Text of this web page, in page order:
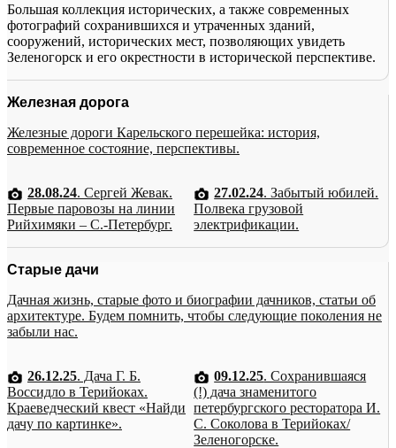
Большая коллекция исторических, а также современных
фотографий сохранившихся и утраченных зданий,
сооружений, исторических мест, позволяющих увидеть
Зеленогорск и его окрестности в исторической перспективе.
Железная дорога
Железные дороги Карельского перешейка: история,
современное состояние, перспективы.
28.08.24. Сергей Жевак.
Первые паровозы на линии
Рийхимяки – С.-Петербург.
27.02.24. Забытый юбилей.
Полвека грузовой
электрификации.
Старые дачи
Дачная жизнь, старые фото и биографии дачников, статьи об
архитектуре. Будем помнить, чтобы следующие поколения не
забыли нас.
26.12.25. Дача Г. Б.
Воссидло в Терийоках.
Краеведческий квест «Найди
дачу по картинке».
09.12.25. Сохранившаяся
(!) дача знаменитого
петербургского ресторатора И.
С. Соколова в Терийоках/
Зеленогорске.